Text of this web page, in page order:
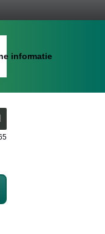
informatie